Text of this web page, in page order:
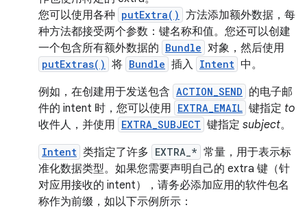
您可以使用各种 putExtra() 方法添加额外数据，每
种方法都接受两个参数：键名称和值。您还可以创建
一个包含所有额外数据的 Bundle 对象，然后使用
putExtras() 将 Bundle 插入 Intent 中。
例如，在创建用于发送包含 ACTION_SEND 的电子邮
件的 intent 时，您可以使用 EXTRA_EMAIL 键指定 to
收件人，并使用 EXTRA_SUBJECT 键指定 subject。
Intent 类指定了许多 EXTRA_* 常量，用于表示标
准化数据类型。如果您需要声明自己的 extra 键（针
对应用接收的 intent），请务必添加应用的软件包名
称作为前缀，如以下示例所示：